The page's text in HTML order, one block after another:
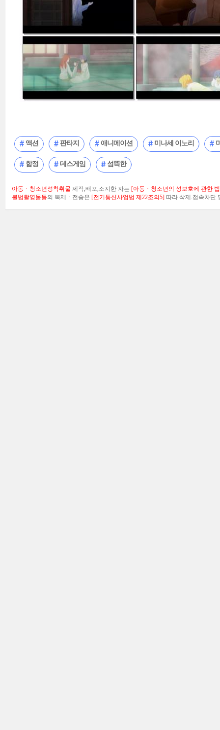
액션 판타지 애니메이션 미나세 이노리
함정 데스게임 섬뜩한
아동ㆍ청소년성착취물 제작,배포,소지한 자는 [아동ㆍ청소년의 성보호에 관한
불법촬영물등의 복제ㆍ전송은 [전기통신사업법 제22조의5] 따라 삭제.접속차단